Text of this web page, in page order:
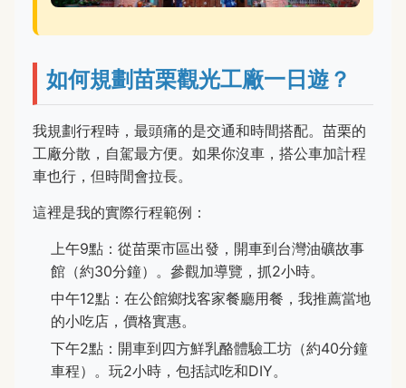
如何規劃苗栗觀光工廠一日遊？
我規劃行程時，最頭痛的是交通和時間搭配。苗栗的
工廠分散，自駕最方便。如果你沒車，搭公車加計程
車也行，但時間會拉長。
這裡是我的實際行程範例：
上午9點：從苗栗市區出發，開車到台灣油礦故事
館（約30分鐘）。參觀加導覽，抓2小時。
中午12點：在公館鄉找客家餐廳用餐，我推薦當地
的小吃店，價格實惠。
下午2點：開車到四方鮮乳酪體驗工坊（約40分鐘
車程）。玩2小時，包括試吃和DIY。